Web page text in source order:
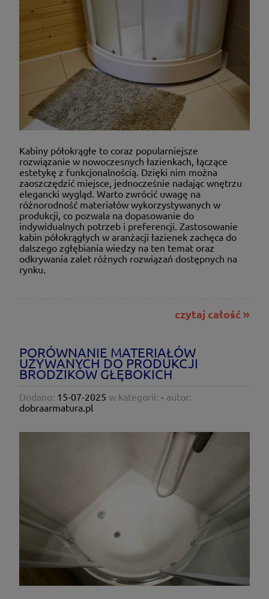
Kabiny półokrągłe to coraz popularniejsze
rozwiązanie w nowoczesnych łazienkach, łączące
estetykę z funkcjonalnością. Dzięki nim można
zaoszczędzić miejsce, jednocześnie nadając wnętrzu
elegancki wygląd. Warto zwrócić uwagę na
różnorodność materiałów wykorzystywanych w
produkcji, co pozwala na dopasowanie do
indywidualnych potrzeb i preferencji. Zastosowanie
kabin półokrągłych w aranżacji łazienek zachęca do
dalszego zgłębiania wiedzy na ten temat oraz
odkrywania zalet różnych rozwiązań dostępnych na
rynku.
czytaj całość »
PORÓWNANIE MATERIAŁÓW
UŻYWANYCH DO PRODUKCJI
BRODZIKÓW GŁĘBOKICH
Dodano: 15-07-2025 w kategorii: - autor:
dobraarmatura.pl